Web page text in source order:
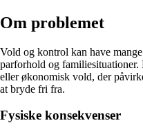
Om problemet
Vold og kontrol kan have
parforhold og
eller økonomisk vold, der
at bryde fri fra.
Fysiske konsekvenser